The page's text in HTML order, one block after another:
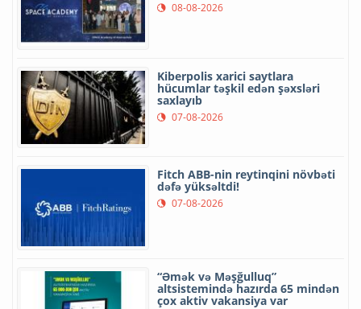
08-08-2026
Kiberpolis xarici saytlara
hücumlar təşkil edən şəxsləri
saxlayıb
07-08-2026
Fitch ABB-nin reytinqini növbəti
dəfə yüksəltdi!
07-08-2026
“Əmək və Məşğulluq”
altsistemində hazırda 65 mindən
çox aktiv vakansiya var